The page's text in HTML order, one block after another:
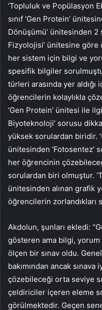
‘Topluluk ve Popülasyon
sınıf ‘Gen Protein’
Dönüşümü’ ünitesinden
Fizyolojisi’ ünitesine
her sistem için bilgi ve
spesifik bilgiler
türleri arasında yer
öğrencilerin kolaylıkla
‘Gen Protein’ ünitesi ile
Biyoteknoloji’ sorusu
yüksek sorulardan biridir.
ünitesinden ‘Fotosentez’
her öğrencinin
sorulardan biri olmuştur.
ünitesinden alınan grafik
öğrencilerin zorlandıkları
Akdolun, şunları ekledi:
gösteren ama bilgi,
ölçen bir sınav oldu.
bakımından ancak
çözebileceği orta seviye
çeldiriciler içeren eleme
görülmektedir. Geçen